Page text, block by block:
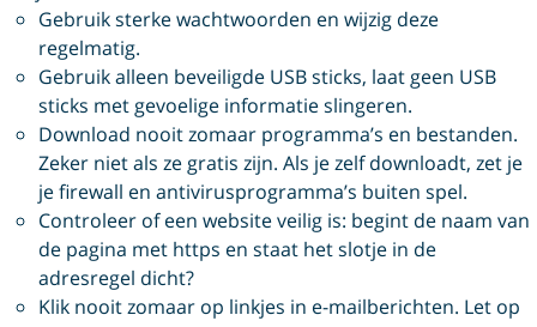
Gebruik sterke wachtwoorden en wijzig deze
regelmatig.
Gebruik alleen beveiligde USB sticks, laat geen USB
sticks met gevoelige informatie slingeren.
Download nooit zomaar programma’s en bestanden.
Zeker niet als ze gratis zijn. Als je zelf downloadt, zet je
je firewall en antivirusprogramma’s buiten spel.
Controleer of een website veilig is: begint de naam van
de pagina met https en staat het slotje in de
adresregel dicht?
Klik nooit zomaar op linkjes in e-mailberichten. Let op